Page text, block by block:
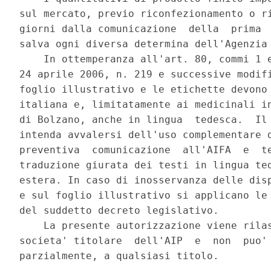
sul mercato, previo riconfezionamento
giorni dalla comunicazione  della  prima
salva ogni diversa determina
In ottemperanza all'art. 80, commi 1
24 aprile 2006, n. 219 e successive
foglio illustrativo e le etichette
italiana e, limitatamente ai medicinali in
di Bolzano, anche in lingua  tedesca.
intenda avvalersi dell'uso
preventiva  comunicazione  all'AIFA  e
traduzione giurata dei testi in lingua
estera. In caso di inosservanza delle
e sul foglio illustrativo si applicano
del suddetto decreto legislativo.
La presente autorizzazione viene
societa' titolare  dell'AIP  e  non  puo'
parzialmente, a qualsiasi titolo.